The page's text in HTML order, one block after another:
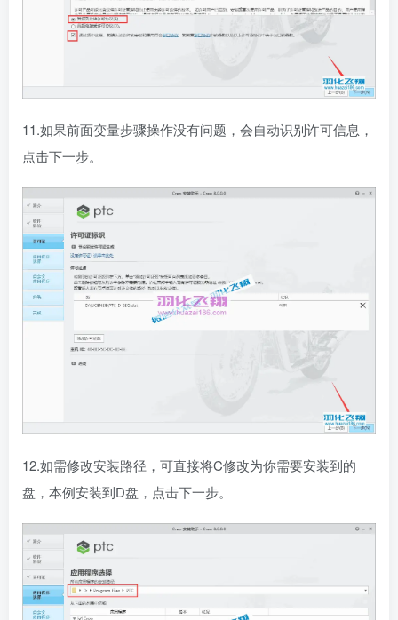
11.如果前面变量步骤操作没有问题，会自动识别许可信息，
点击下一步。
12.如需修改安装路径，可直接将C修改为你需要安装到的
盘，本例安装到D盘，点击下一步。